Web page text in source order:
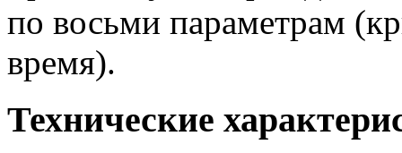
по восьми параметрам
время).
Технические